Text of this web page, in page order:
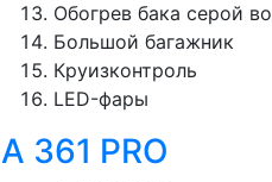
Обогрев бака серой
Большой багажник
Круизконтроль
LED-фары
361 PRO